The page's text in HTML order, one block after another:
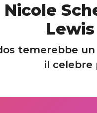
Nicole
temerebbe
il celebre